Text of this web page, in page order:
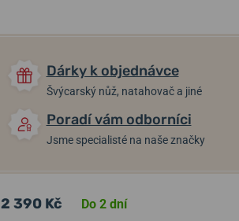
Dárky k objednávce
Švýcarský nůž, natahovač a jiné
Poradí vám odborníci
Jsme specialisté na naše značky
2 390 Kč Do 2 dní